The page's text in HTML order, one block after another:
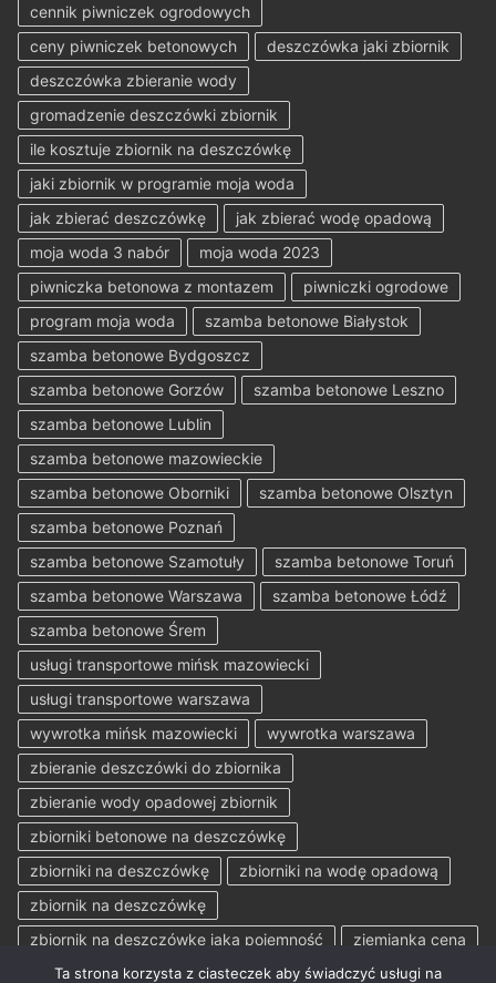
cennik piwniczek ogrodowych
ceny piwniczek betonowych
deszczówka jaki zbiornik
deszczówka zbieranie wody
gromadzenie deszczówki zbiornik
ile kosztuje zbiornik na deszczówkę
jaki zbiornik w programie moja woda
jak zbierać deszczówkę
jak zbierać wodę opadową
moja woda 3 nabór
moja woda 2023
piwniczka betonowa z montazem
piwniczki ogrodowe
program moja woda
szamba betonowe Białystok
szamba betonowe Bydgoszcz
szamba betonowe Gorzów
szamba betonowe Leszno
szamba betonowe Lublin
szamba betonowe mazowieckie
szamba betonowe Oborniki
szamba betonowe Olsztyn
szamba betonowe Poznań
szamba betonowe Szamotuły
szamba betonowe Toruń
szamba betonowe Warszawa
szamba betonowe Łódź
szamba betonowe Śrem
usługi transportowe mińsk mazowiecki
usługi transportowe warszawa
wywrotka mińsk mazowiecki
wywrotka warszawa
zbieranie deszczówki do zbiornika
zbieranie wody opadowej zbiornik
zbiorniki betonowe na deszczówkę
zbiorniki na deszczówkę
zbiorniki na wodę opadową
zbiornik na deszczówkę
zbiornik na deszczówkę jaka pojemność
ziemianka cena
Ta strona korzysta z ciasteczek aby świadczyć usługi na